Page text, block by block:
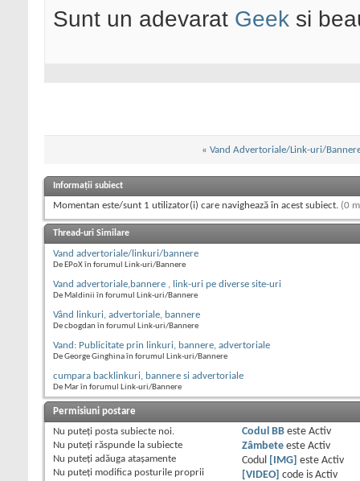
Sunt un adevarat Geek si
« Vand Advertoriale/Link-uri/
Informații subiect
Momentan este/sunt 1 utilizator(i) care navighează în acest subiect. (0
Thread-uri Similare
Vand advertoriale/linkuri/bannere
De EPoX în forumul Link-uri/Bannere
Vand advertoriale,bannere , link-uri pe diverse site-uri
De Maldinii în forumul Link-uri/Bannere
Vând linkuri, advertoriale, bannere
De cbogdan în forumul Link-uri/Bannere
Vand: Publicitate prin linkuri, bannere, advertoriale
De George Ginghina în forumul Link-uri/Bannere
cumpara backlinkuri, bannere si advertoriale
De Mar în forumul Link-uri/Bannere
Permisiuni postare
Nu puteţi posta subiecte noi.
Nu puteţi răspunde la subiecte
Nu puteţi adăuga ataşamente
Nu puteţi modifica posturile proprii
Codul BBeste Activ
Zâmbeteeste Activ
Codul
[IMG] este Activ
[VIDEO] code is Activ